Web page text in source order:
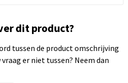
dit product?
tussen de product omschrijving
er niet tussen? Neem dan